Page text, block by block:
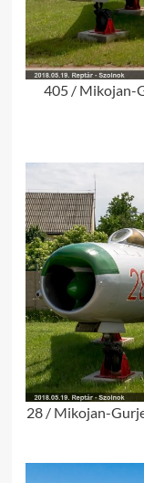
405 / Mikojan-
28 / Mikojan-